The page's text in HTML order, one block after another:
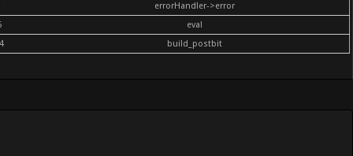
errorHandler->error
eval
build_postbit